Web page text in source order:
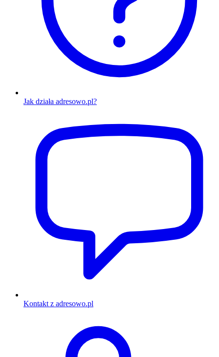
Jak działa adresowo.pl?
Kontakt z adresowo.pl